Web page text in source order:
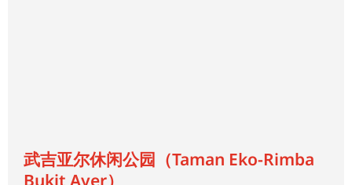
武吉亚尔休闲公园（Taman Eko-Rimba
Bukit Ayer）